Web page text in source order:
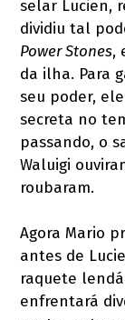
selar Lucien,
dividiu tal
Power Stones,
da ilha. Para
seu poder,
secreta no
passando, o
Waluigi
roubaram.
Agora Mario
antes de
raquete
enfrentará